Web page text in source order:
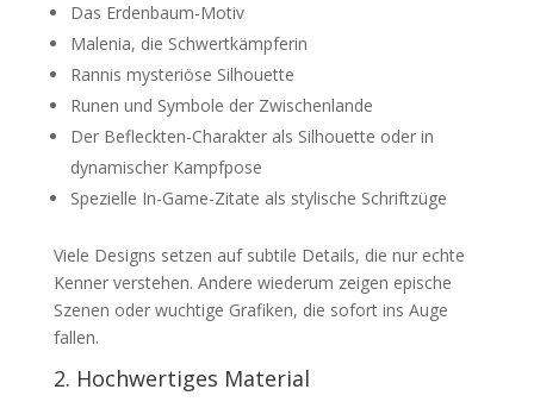
Das Erdenbaum-Motiv
Malenia, die Schwertkämpferin
Rannis mysteriöse Silhouette
Runen und Symbole der Zwischenlande
Der Befleckten-Charakter als Silhouette oder in
dynamischer Kampfpose
Spezielle In-Game-Zitate als stylische Schriftzüge
Viele Designs setzen auf subtile Details, die nur echte
Kenner verstehen. Andere wiederum zeigen epische
Szenen oder wuchtige Grafiken, die sofort ins Auge
fallen.
2. Hochwertiges Material